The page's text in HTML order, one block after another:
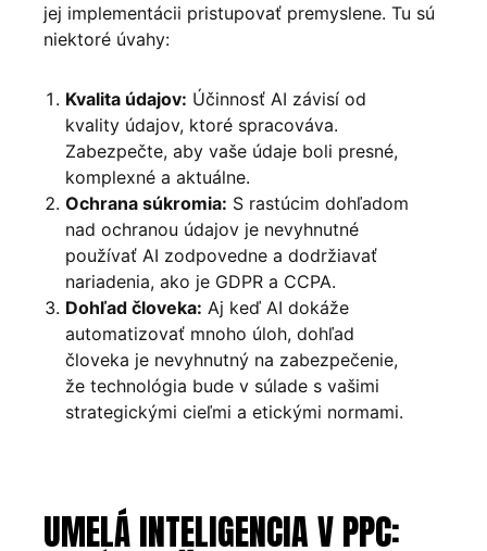
jej implementácii pristupovať premyslene. Tu sú
niektoré úvahy:
Kvalita údajov: Účinnosť AI závisí od
kvality údajov, ktoré spracováva.
Zabezpečte, aby vaše údaje boli presné,
komplexné a aktuálne.
Ochrana súkromia: S rastúcim dohľadom
nad ochranou údajov je nevyhnutné
používať AI zodpovedne a dodržiavať
nariadenia, ako je GDPR a CCPA.
Dohľad človeka: Aj keď AI dokáže
automatizovať mnoho úloh, dohľad
človeka je nevyhnutný na zabezpečenie,
že technológia bude v súlade s vašimi
strategickými cieľmi a etickými normami.
UMELÁ INTELIGENCIA V PPC: